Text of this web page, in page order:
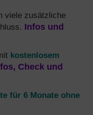
viele zusätzliche
Infos und
kostenlosem
Check und
für 6 Monate ohne